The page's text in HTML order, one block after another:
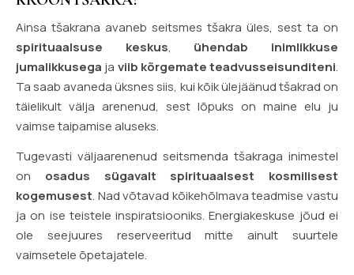
Ainsa tšakrana avaneb seitsmes tšakra üles, sest ta on
spirituaalsuse keskus, ühendab inimlikkuse
jumalikkusega ja viib kõrgemate teadvusseisunditeni.
Ta saab avaneda üksnes siis, kui kõik ülejäänud tšakrad on
täielikult välja arenenud, sest lõpuks on maine elu ju
vaimse taipamise aluseks.
Tugevasti väljaarenenud seitsmenda tšakraga inimestel
on osadus sügavalt spirituaalsest kosmilisest
kogemusest. Nad võtavad kõikehõlmava teadmise vastu
ja on ise teistele inspiratsiooniks. Energiakeskuse jõud ei
ole seejuures reserveeritud mitte ainult suurtele
vaimsetele õpetajatele.